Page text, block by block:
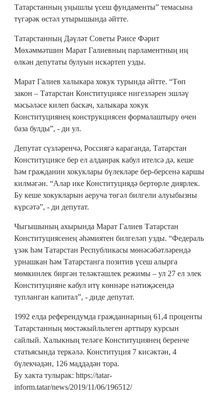
Татарстанның уңышлы үсеш фундаменты” темасына
түгәрәк өстәл утырышында әйтте.
Татарстанның Дәүләт Советы Рәисе Фәрит
Мөхәммәтшин Марат Галиевның парламентның иң
өлкән депутаты булуын искәртеп узды.
Марат Галиев халыкара хокук турында әйтте. “Төп
закон – Татарстан Конституциясе нигезләрен эшләү
мәсьәләсе килеп баскач, халыкара хокук
Конституциянең конструкциясен формалаштыру өчен
база булды”, - ди ул.
Депутат сүзләренчә, Россиягә караганда, Татарстан
Конституциясе бер ел алданрак кабул ителсә дә, кеше
һәм гражданин хокуклары бүлекләре бер-берсенә каршы
килмәгән. “Алар ике Конституциядә бертөрле диярлек.
Бу кеше хокукларын аеруча төгәл билгели алуыбызны
күрсәтә”, - ди депутат.
Чыгышының ахырында Марат Галиев Татарстан
Конституциясенең әһәмиятен билгеләп узды. “Федераль
үзәк һәм Татарстан Республикасы мөнәсәбәтләрендә
урнашкан һәм Татарстанга позитив үсеш алырга
мөмкинлек биргән теләктәшлек режимы – ул 27 ел элек
Конституцияне кабул итү көннәре нәтиҗәсендә
тупланган капитал”, - диде депутат.
1992 елда референдумда гражданнарның 61,4 проценты
Татарстанның мөстәкыйльлеген арттыру курсын
сайлый. Халыкның теләге Конституциянең беренче
статьясында теркәлә. Конституция 7 кисәктән, 4
бүлекчәдән, 126 маддәдән тора.
Бу хакта тулырак: https://tatar-
inform.tatar/news/2019/11/06/196512/